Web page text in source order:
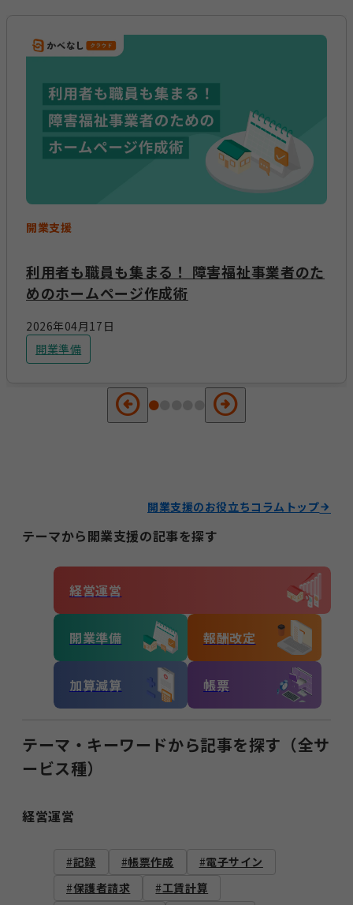
開業支援
利用者も職員も集まる！ 障害福祉事業者のた
めのホームページ作成術
2026年04月17日
開業準備
arrow_circle_left arrow_circle_right
開業支援のお役立ちコラムトップ
テーマから開業支援の記事を探す
経営運営
開業準備 報酬改定
加算減算 帳票
テーマ・キーワードから記事を探す（全サ
ービス種）
経営運営
記録 帳票作成
電子サイン
保護者請求
工賃計算